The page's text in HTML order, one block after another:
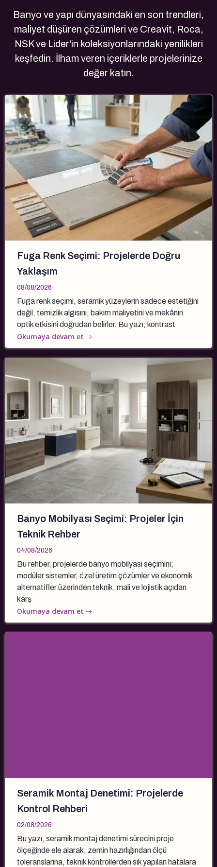
Banyo ve yapı dünyasındaki en son trendleri,
maliyet düşüren çözümleri ve Creavit, Roca,
NSK ve Lider'in koleksiyonlarındaki yenilikleri
keşfedin. İlham veren içeriklerle projelerinize
değer katın.
Fuga Renk Seçimi: Projelerde Doğru
Yaklaşım
08/08/2026
Fuga renk seçimi, seramik yüzeylerin sadece estetiğini
değil, temizlik algısını, bakım maliyetini ve mekânın
optik etkisini doğrudan belirler. Bu yazı; kontrast
Okumaya devam et
Banyo Mobilyası Seçimi: Projeler İçin
Teknik Rehber
04/08/2026
Bu rehber, projelerde banyo mobilyası seçimini;
modüler sistemler, özel üretim çözümler ve ekonomik
alternatifler üzerinden teknik, mali ve lojistik açıdan
karş
Okumaya devam et
Seramik Montaj Denetimi: Projelerde
Kontrol Rehberi
02/08/2026
Bu yazı, seramik montaj denetimi sürecini proje
ölçeğinde ele alarak; zemin hazırlığından ölçü
toleranslarına, teknik kontrollerden sık yapılan hatalara